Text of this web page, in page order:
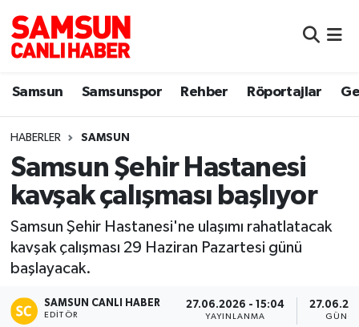
Samsun Samsunspor Rehber Röportajlar
HABERLER SAMSUN
Samsun Şehir Hastanesi
kavşak çalışması başlıyor
Samsun Şehir Hastanesi'ne ulaşımı rahatlatacak
kavşak çalışması 29 Haziran Pazartesi günü
başlayacak.
SAMSUN CANLI HABER
EDITÖR
27.06.2026 - 15:04
YAYINLANMA
Samsun
Sokak Röportajları
Genel
Dünya
Eğitim
Sağlık
Samsun Nöbetçi Eczaneler
Samsun Hava Durumu
Samsun Namaz Vakitleri
Samsun Trafik Yoğunluk Haritası
Süper Lig Puan Durumu ve Fikstür
Tüm Manşetler
Son Dakika Haberleri